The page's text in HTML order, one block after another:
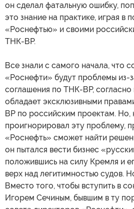
он сделал фатальную ошибку,
это знание на практике, играя в
«Роснефтью» и своими
ТНК-ВР.
Все знали с самого начала, что
«Роснефти» будут проблемы из-
соглашения по ТНК-ВР,
обладает эксклюзивными
ВР по российским проектам. Но,
проигнорировал эту проблему,
«Роснефть» сможет найти
он пытался вести бизнес
положившись на силу Кремля и
верх над легитимностью судов.
Вместо того, чтобы вступить в
Игорем Сечиным, бывшим в ту